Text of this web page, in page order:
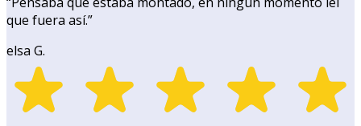
que fuera así.”
elsa G.